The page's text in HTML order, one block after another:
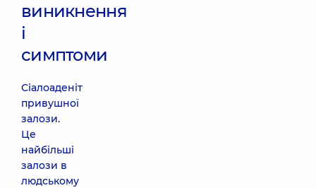
виникнення
і
симптоми
Сіалоаденіт
привушної
залози.
Це
найбільші
залози в
людському